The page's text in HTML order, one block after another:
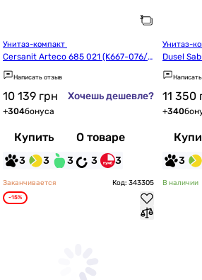
Cersanit Arteco 685 021 (K667-076/C
CKZ1014685952)
Написать отзыв
10 139 грн Хочешь дешевле?
+304бонуса
Купить О товаре
3 3 3 3 3
Dusel
11 350
+340
3
Заканчивается Код: 343305
-15%
В наличии